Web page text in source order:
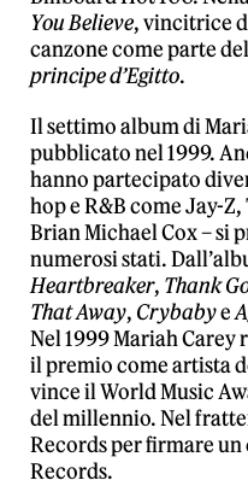
You Believe, vincitrice
canzone come parte
principe d’Egitto.
Il settimo album di
pubblicato nel 1999.
hanno partecipato
hop e R&B come Jay-
Brian Michael Cox – si
numerosi stati.
Heartbreaker, Thank
That Away, Crybabye
Nel 1999 Mariah
il premio come artista
vince il World Music
del millennio. Nel
Records per firmare
Records.